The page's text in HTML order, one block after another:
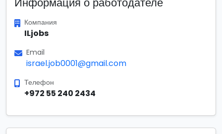
Компания
ILjobs
Email
israel.job0001@gmail.com
Телефон
+972 55 240 2434